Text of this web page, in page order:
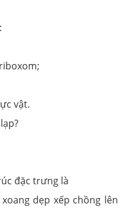
vật.
đặc trưng là
dẹp xếp chồng lên